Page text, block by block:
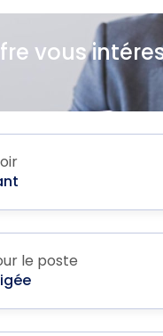
vous
le poste